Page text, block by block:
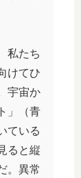
私たち
けてひ
宇宙か
」（青
ている
ると縦
。異常